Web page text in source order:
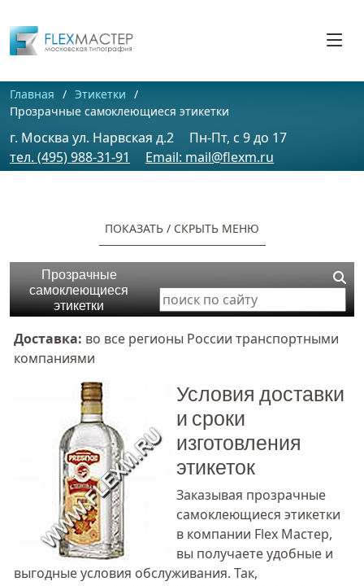
Главная
Этикетки
Прозрачные самоклеющиеся этикетки
г. Москва ул. Нарвская д.2
Пн-Пт, c 9 до 17
тел. (495) 988-31-91
Email: mail@flexm.ru
ПОКАЗАТЬ / CКРЫТЬ МЕНЮ
Прозрачные
самоклеющиеся
этикетки
Доставка: во все регионы России транспортными
компаниями
Условия доставки
и сроки
изготовления
этикеток
Заказывая прозрачные
самоклеющиеся этикетки
в компании Flex Мастер,
вы получаете удобные и
выгодные условия обслуживания. Так,